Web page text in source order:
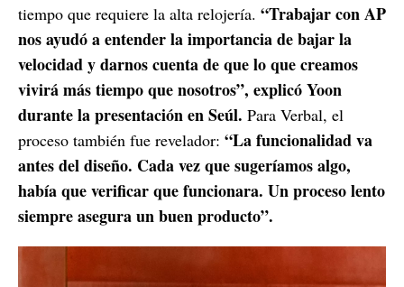
tiempo que requiere la alta relojería. “Trabajar con AP
nos ayudó a entender la importancia de bajar la
velocidad y darnos cuenta de que lo que creamos
vivirá más tiempo que nosotros”, explicó Yoon
durante la presentación en Seúl. Para Verbal, el
proceso también fue revelador: “La funcionalidad va
antes del diseño. Cada vez que sugeríamos algo,
había que verificar que funcionara. Un proceso lento
siempre asegura un buen producto”.